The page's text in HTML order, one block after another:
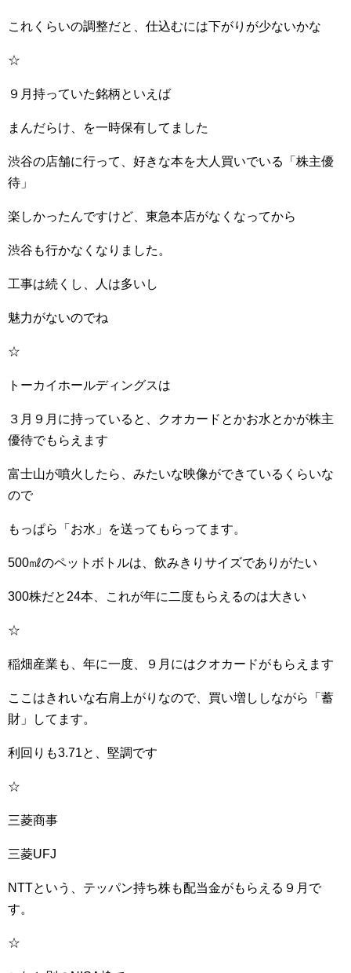
これくらいの調整だと、仕込むには下がりが少ないかな
☆
９月持っていた銘柄といえば
まんだらけ、を一時保有してました
渋谷の店舗に行って、好きな本を大人買いでいる「株主優
待」
楽しかったんですけど、東急本店がなくなってから
渋谷も行かなくなりました。
工事は続くし、人は多いし
魅力がないのでね
☆
トーカイホールディングスは
３月９月に持っていると、クオカードとかお水とかが株主
優待でもらえます
富士山が噴火したら、みたいな映像ができているくらいな
ので
もっぱら「お水」を送ってもらってます。
500㎖のペットボトルは、飲みきりサイズでありがたい
300株だと24本、これが年に二度もらえるのは大きい
☆
稲畑産業も、年に一度、９月にはクオカードがもらえます
ここはきれいな右肩上がりなので、買い増ししながら「蓄
財」してます。
利回りも3.71と、堅調です
☆
三菱商事
三菱UFJ
NTTという、テッパン持ち株も配当金がもらえる９月で
す。
☆